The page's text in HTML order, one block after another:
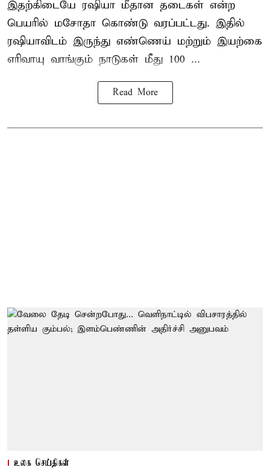
இதற்கிடையே ரஷியா மீதான தடைகள் என்ற
பெயரில் மசோதா கொண்டு வரப்பட்டது. இதில்
ரஷியாவிடம் இருந்து எண்ணெய் மற்றும் இயற்கை
எரிவாயு வாங்கும் நாடுகள் மீது 100 ...
Read More
உலக செய்திகள்